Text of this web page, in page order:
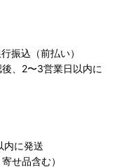
振込（前払い）
、2〜3営業日以内に
内に発送
せ品含む）